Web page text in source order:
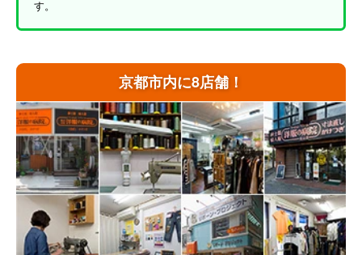
京都市内に8店舗！
す。